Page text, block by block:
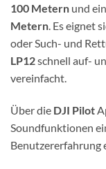
100 Metern und
Metern. Es eignet
oder Such- und
LP12schnell auf-
vereinfacht.
Über die DJI Pilot
Soundfunktionen
Benutzererfahrung